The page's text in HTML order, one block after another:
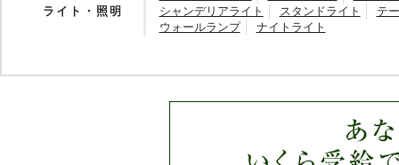
ライト・照明
シャンデリアライト
スタンドライト
テ
ウォールランプ
ナイトライト